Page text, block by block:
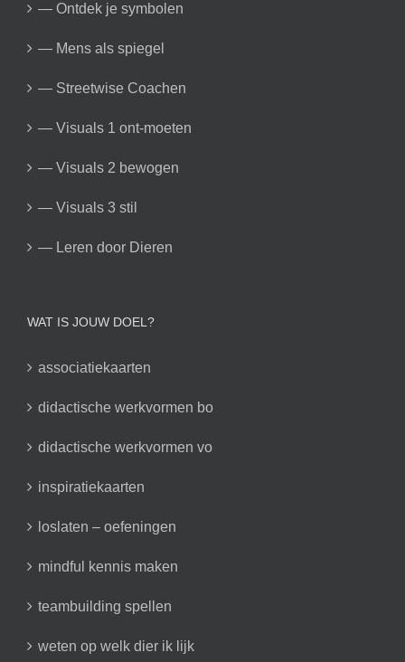
— Ontdek je symbolen
— Mens als spiegel
— Streetwise Coachen
— Visuals 1 ont-moeten
— Visuals 2 bewogen
— Visuals 3 stil
— Leren door Dieren
WAT IS JOUW DOEL?
associatiekaarten
didactische werkvormen bo
didactische werkvormen vo
inspiratiekaarten
loslaten – oefeningen
mindful kennis maken
teambuilding spellen
weten op welk dier ik lijk